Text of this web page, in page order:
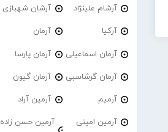
آرشام علینژاد آرشان شهبازی
آرکیا آرمان
آرمان اسماعیلی آرمان پارسا
آرمان گرشاسبی آرمان گیون
آرمیم آرمین آراد
آرمین امینی
آرمین حسن زاده